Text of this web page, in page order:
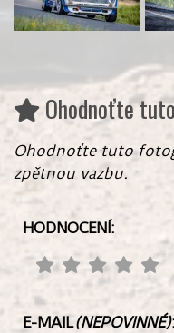
Ohodnoťte
Ohodnoťte tuto
zpětnou vazbu.
HODNOCENÍ:
E-MAIL(NEPOVINNÉ):